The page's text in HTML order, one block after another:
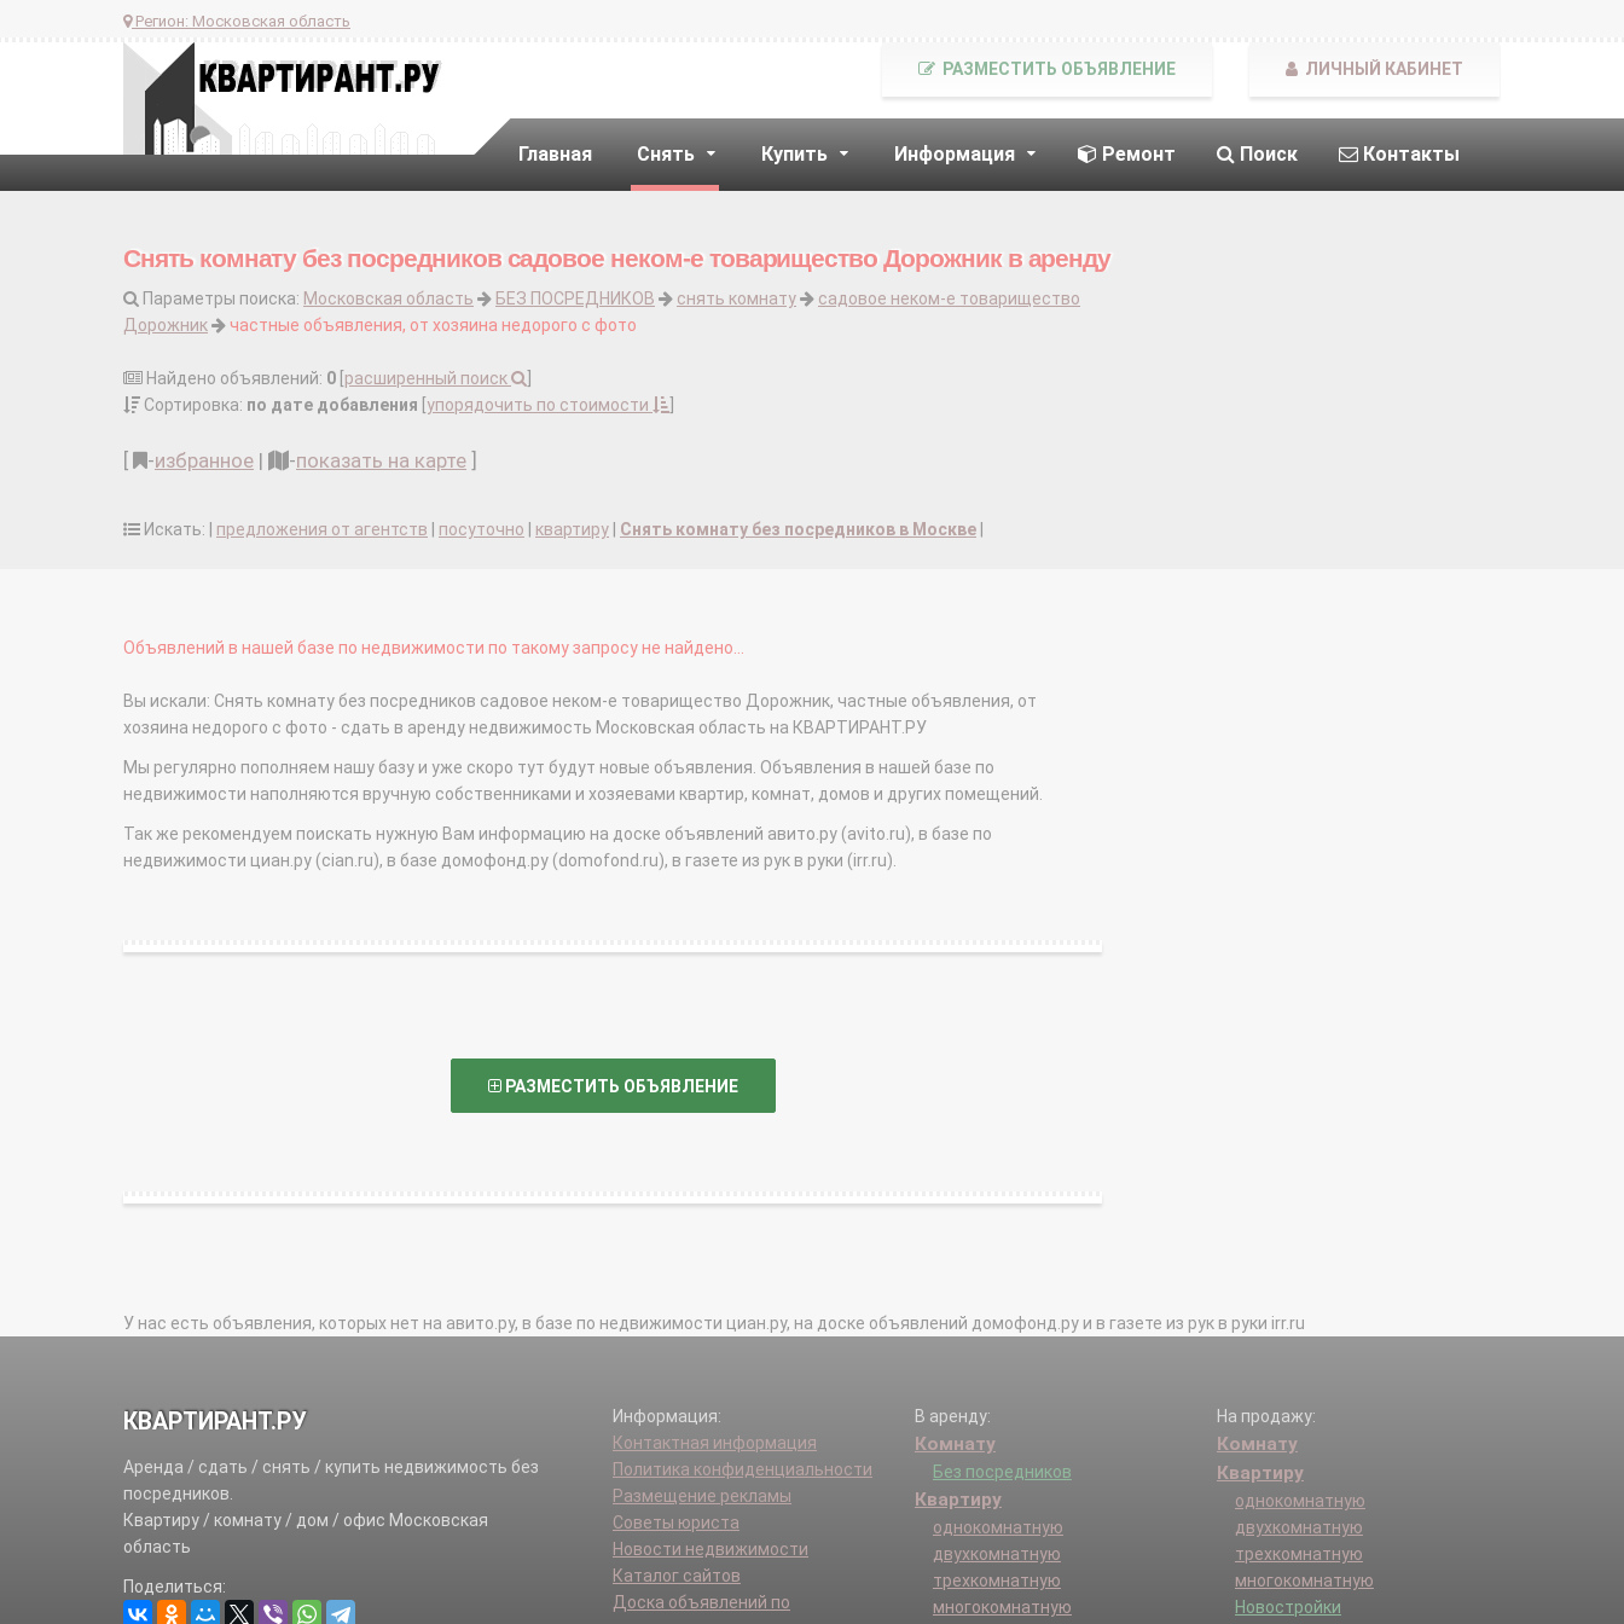
Регион: Московская область
Главная Снять Купить Информация Ремонт Поиск Контакты
РАЗМЕСТИТЬ ОБЪЯВЛЕНИЕ ЛИЧНЫЙ КАБИНЕТ
Снять комнату без посредников садовое неком-е товарищество Дорожник в аренду
Параметры поиска: Московская область БЕЗ ПОСРЕДНИКОВ снять комнату
садовое неком-е товарищество
Дорожник
частные объявления, от хозяина недорого с фото
Найдено объявлений: 0 расширенный поиск
Сортировка: по дате добавления упорядочить по стоимости
-избранное | -показать на карте
Искать: | предложения от агентств посуточно квартиру Снять комнату без посредников в Москве
Объявлений в нашей базе по недвижимости по такому запросу не найдено...
Вы искали: Снять комнату без посредников садовое неком-е товарищество Дорожник, частные объявления, от
хозяина недорого с фото - сдать в аренду недвижимость Московская область на КВАРТИРАНТ.РУ
Мы регулярно пополняем нашу базу и уже скоро тут будут новые объявления. Объявления в нашей базе по
недвижимости наполняются вручную собственниками и хозяевами квартир, комнат, домов и других помещений.
Так же рекомендуем поискать нужную Вам информацию на доске объявлений авито.ру (avito.ru), в базе по
недвижимости циан.ру (cian.ru), в базе домофонд.ру (domofond.ru), в газете из рук в руки (irr.ru).
РАЗМЕСТИТЬ ОБЪЯВЛЕНИЕ
У нас есть объявления, которых нет на авито.ру, в базе по недвижимости циан.ру, на доске объявлений домофонд.ру и в газете из рук в руки irr.ru
КВАРТИРАНТ.РУ
Аренда / сдать / снять / купить недвижимость без
посредников.
Квартиру / комнату / дом / офис Московская
область
Поделиться:
Информация:
Контактная информация
Политика конфиденциальности
Размещение рекламы
Советы юриста
Новости недвижимости
Каталог сайтов
Доска объявлений по
В аренду:
Комнату
Без посредников
Квартиру
однокомнатную
двухкомнатную
трехкомнатную
многокомнатную
На продажу:
Комнату
Квартиру
однокомнатную
двухкомнатную
трехкомнатную
многокомнатную
Новостройки